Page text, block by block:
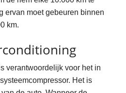
ervan moet gebeuren binnen
km.
verantwoordelijk voor het in
Het is